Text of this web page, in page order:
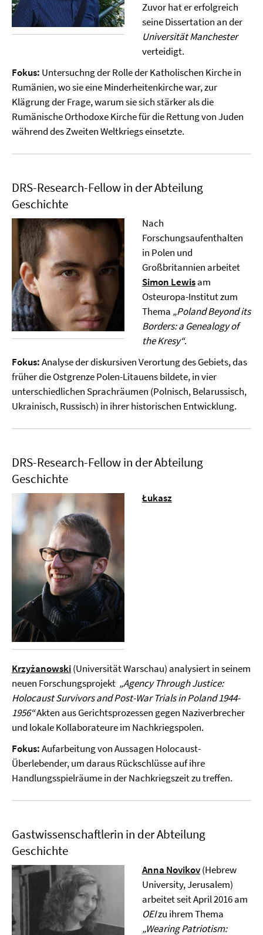
Zuvor hat er erfolgreich
seine Dissertation an der
Universität Manchester
verteidigt.
Fokus: Untersuchng der Rolle der Katholischen Kirche in
Rumänien, wo sie eine Minderheitenkirche war, zur
Klägrung der Frage, warum sie sich stärker als die
Rumänische Orthodoxe Kirche für die Rettung von Juden
während des Zweiten Weltkriegs einsetzte.
DRS-Research-Fellow in der Abteilung
Geschichte
Nach
Forschungsaufenthalten
in Polen und
Großbritannien arbeitet
Simon Lewisam
Osteuropa-Institut zum
Thema „Poland Beyond its
Borders: a Genealogy of
the Kresy“.
Fokus:Analyse der diskursiven Verortung des Gebiets, das
früher die Ostgrenze Polen-Litauens bildete, in vier
unterschiedlichen Sprachräumen (Polnisch, Belarussisch,
Ukrainisch, Russisch) in ihrer historischen Entwicklung.
DRS-Research-Fellow in der Abteilung
Geschichte
Łukasz
Krzyżanowski(Universität Warschau) analysiert in seinem
neuen Forschungsprojekt „Agency Through Justice:
Holocaust Survivors and Post-War Trials in Poland 1944-
1956“Akten aus Gerichtsprozessen gegen Naziverbrecher
und lokale Kollaborateure im Nachkriegspolen.
Fokus:Aufarbeitung von Aussagen Holocaust-
Überlebender, um daraus Rückschlüsse auf ihre
Handlungsspielräume in der Nachkriegszeit zu treffen.
Gastwissenschaftlerin in der Abteilung
Geschichte
Anna Novikov(Hebrew
University, Jerusalem)
arbeitet seit April 2016 am
OEIzu ihrem Thema
„Wearing Patriotism: